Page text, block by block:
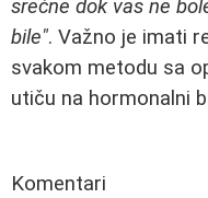
srećne dok vas ne
bile". Važno je imati
svakom metodu sa
utiču na hormonalni
Komentari